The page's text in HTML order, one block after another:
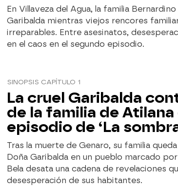
En Villaveza del Agua, la familia
Garibalda mientras viejos rencores
irreparables. Entre asesinatos,
en el caos en el segundo episodio.
SINOPSIS CAPÍTULO 1
La cruel Garibalda
de la familia de
episodio de ‘La
Tras la muerte de Genaro, su familia
Doña Garibalda en un pueblo marcado
Bela desata una cadena de revelaciones
desesperación de sus habitantes.